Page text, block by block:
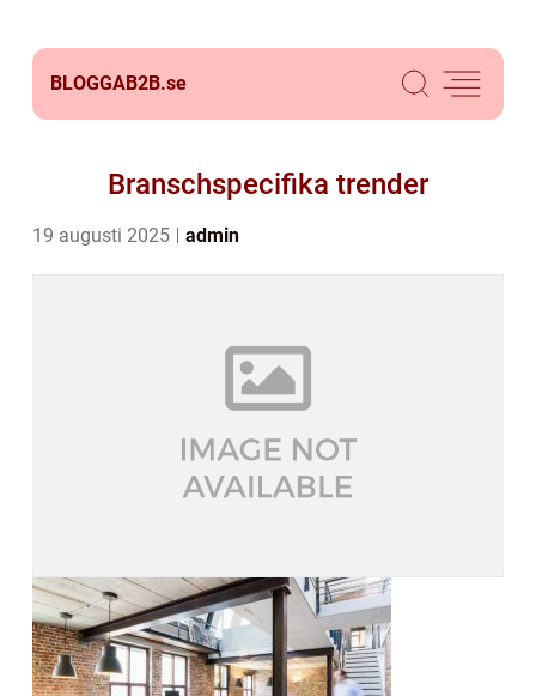
BLOGGAB2B.se
Branschspecifika trender
19 augusti 2025 admin